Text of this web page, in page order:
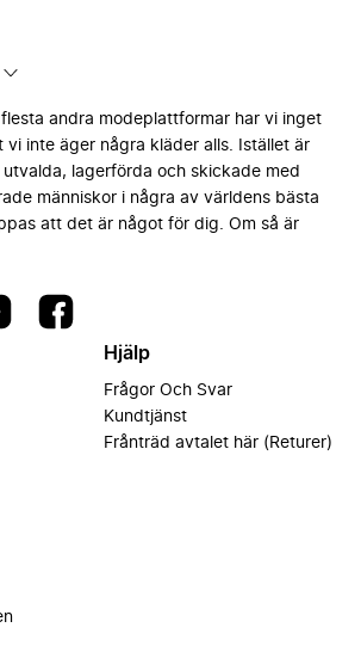
flesta andra modeplattformar har vi inget
vi inte äger några kläder alls. Istället är
lagerförda och skickade med
människor i några av världens bästa
att det är något för dig. Om så är
Hjälp
Frågor Och Svar
Kundtjänst
Frånträd avtalet här (Returer)